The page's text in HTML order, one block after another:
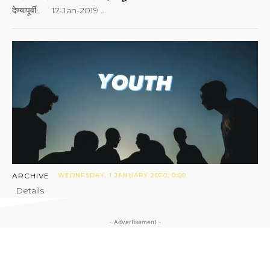
देण्यापूर्वी.. 17-Jan-2019 ...
ARCHIVE WEDNESDAY, 1 JANUARY 2020, 0:00
Details
- Advertisement -